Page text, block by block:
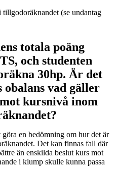
(se undantag
totala poäng
och studenten
30hp. Är det
obalans vad gäller
kursnivå inom
en bedömning om hur det är
Det kan finnas fall där
än enskilda beslut kurs mot
i klump skulle kunna passa